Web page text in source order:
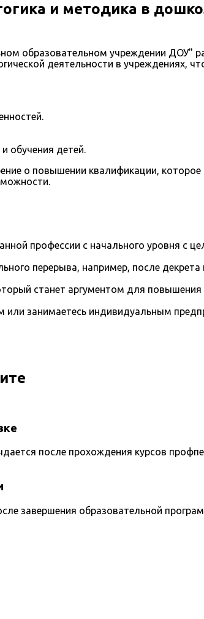
и методика в
образовательном учреждении ДОУ"
деятельности в учреждениях,
обучения детей.
о повышении квалификации,
профессии с начального уровня с
перерыва, например, после
станет аргументом для
занимаетесь индивидуальным
после прохождения курсов
завершения образовательной